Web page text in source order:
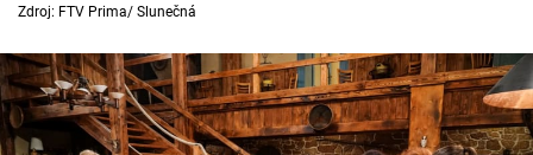
Zdroj: FTV Prima/ Slunečná